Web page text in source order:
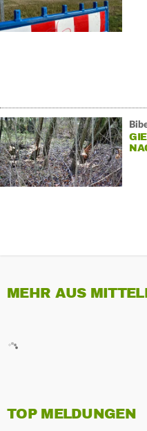
MEHR AUS
TOP MELDUNGEN